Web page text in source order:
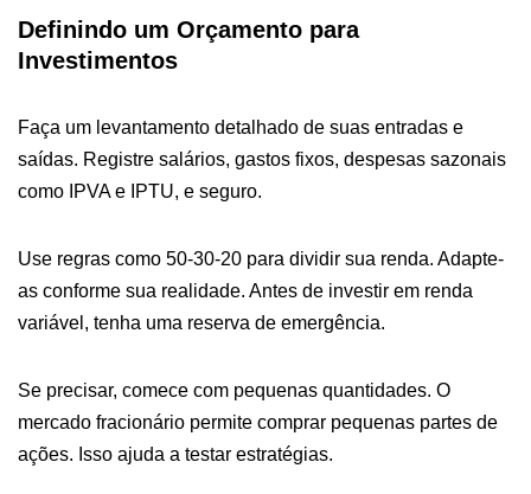
Definindo um Orçamento para
Investimentos
Faça um levantamento detalhado de suas entradas e
saídas. Registre salários, gastos fixos, despesas sazonais
como IPVA e IPTU, e seguro.
Use regras como 50-30-20 para dividir sua renda. Adapte-
as conforme sua realidade. Antes de investir em renda
variável, tenha uma reserva de emergência.
Se precisar, comece com pequenas quantidades. O
mercado fracionário permite comprar pequenas partes de
ações. Isso ajuda a testar estratégias.